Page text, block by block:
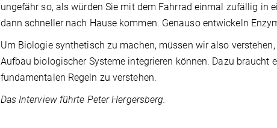
ungefähr so, als würden Sie mit dem Fahrrad einmal zufällig in
dann schneller nach Hause kommen. Genauso entwickeln
Um Biologie synthetisch zu machen, müssen wir also
Aufbau biologischer Systeme integrieren können. Dazu braucht
fundamentalen Regeln zu verstehen.
Das Interview führte Peter Hergersberg.